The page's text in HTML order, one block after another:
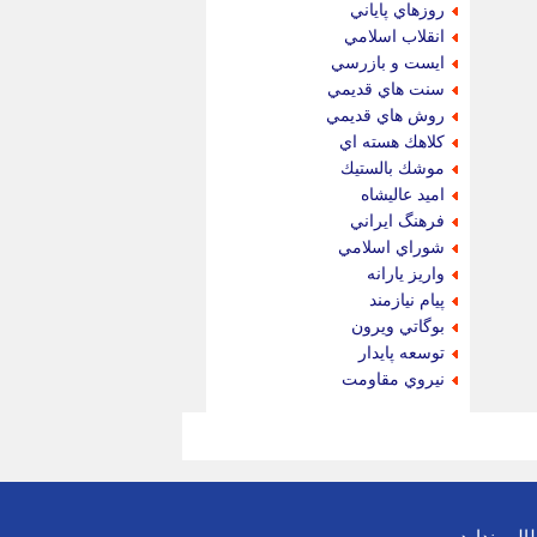
روزهاي پاياني
انقلاب اسلامي
ايست و بازرسي
سنت هاي قديمي
روش هاي قديمي
كلاهك هسته اي
موشك بالستيك
اميد عاليشاه
فرهنگ ايراني
شوراي اسلامي
واريز يارانه
پيام نيازمند
بوگاتي ويرون
توسعه پايدار
نيروي مقاومت